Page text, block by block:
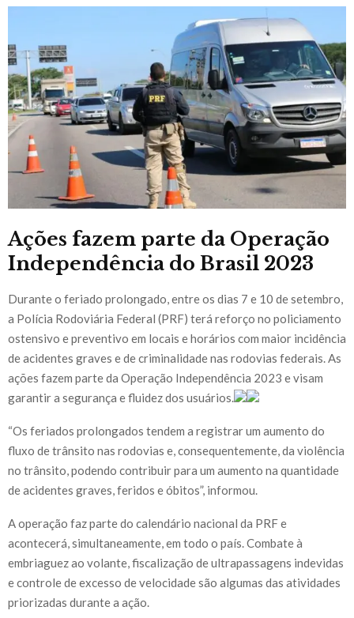
Ações fazem parte da Operação
Independência do Brasil 2023
Durante o feriado prolongado, entre os dias 7 e 10 de setembro,
a Polícia Rodoviária Federal (PRF) terá reforço no policiamento
ostensivo e preventivo em locais e horários com maior incidência
de acidentes graves e de criminalidade nas rodovias federais. As
ações fazem parte da Operação Independência 2023 e visam
garantir a segurança e fluidez dos usuários.
“Os feriados prolongados tendem a registrar um aumento do
fluxo de trânsito nas rodovias e, consequentemente, da violência
no trânsito, podendo contribuir para um aumento na quantidade
de acidentes graves, feridos e óbitos”, informou.
A operação faz parte do calendário nacional da PRF e
acontecerá, simultaneamente, em todo o país. Combate à
embriaguez ao volante, fiscalização de ultrapassagens indevidas
e controle de excesso de velocidade são algumas das atividades
priorizadas durante a ação.